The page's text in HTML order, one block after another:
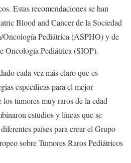
Estas recomendaciones se han
Blood and Cancer de la Sociedad
Oncología Pediátrica (ASPHO) y de
Oncología Pediátrica (SIOP).
cada vez más claro que es
específicas para el mejor
tumores muy raros de la edad
estudios y líneas que se
países para crear el Grupo
sobre Tumores Raros Pediátricos